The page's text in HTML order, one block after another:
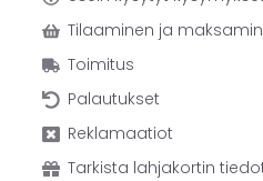
Tilaaminen ja
Toimitus
Palautukset
Reklamaatiot
Tarkista lahjakortin